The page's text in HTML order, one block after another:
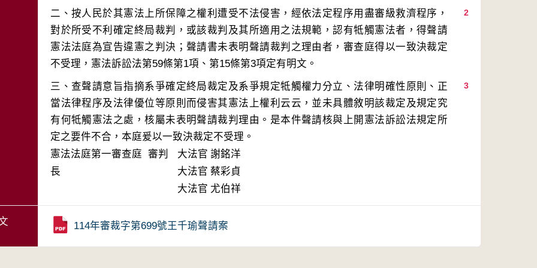
2
二、按人民於其憲法上所保障之權利遭受不法侵害，經依法定程序用盡審級救濟程序，
對於所受不利確定終局裁判，或該裁判及其所適用之法規範，認有牴觸憲法者，得聲請
憲法法庭為宣告違憲之判決；聲請書未表明聲請裁判之理由者，審查庭得以一致決裁定
3
三、查聲請意旨指摘系爭確定終局裁定及系爭規定牴觸權力分立、法律明確性原則、正
當法律程序及法律優位等原則而侵害其憲法上權利云云，並未具體敘明該裁定及規定究
有何牴觸憲法之處，核屬未表明聲請裁判理由。是本件聲請核與上開憲法訴訟法規定所
定之要件不合，本庭爰以一致決裁定不受理。
憲法法庭第一審查庭 審判
長
大法官 謝銘洋
大法官 蔡彩貞
大法官 尤伯祥
114年審裁字第699號王千瑜聲請案